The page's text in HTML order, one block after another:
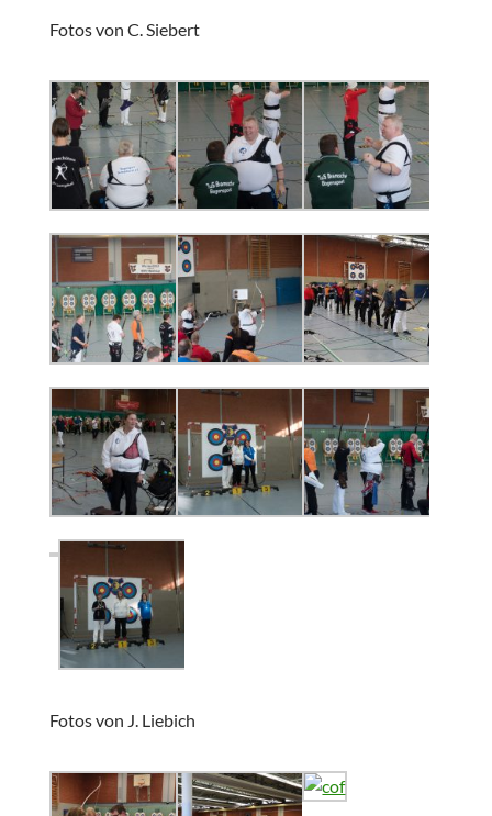
Fotos von C. Siebert
Fotos von J. Liebich